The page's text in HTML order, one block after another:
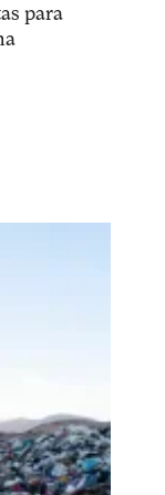
para